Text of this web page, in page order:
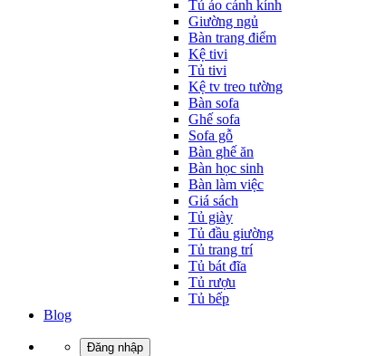
Tú áo cánh kính
Giường ngủ
Bàn trang điểm
Kệ tivi
Tủ tivi
Kệ tv treo tường
Bàn sofa
Ghế sofa
Sofa gỗ
Bàn ghế ăn
Bàn học sinh
Bàn làm việc
Giá sách
Tủ giày
Tủ đầu giường
Tủ trang trí
Tủ bát đĩa
Tủ rượu
Tủ bếp
Blog
Đăng nhập